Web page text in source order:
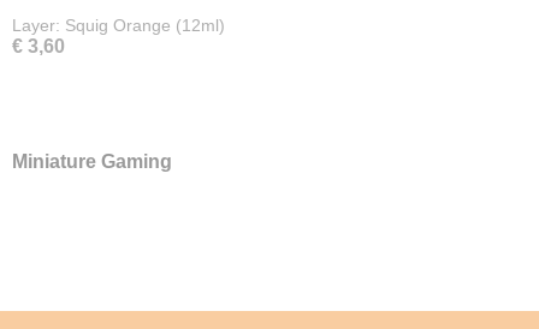
Layer: Squig Orange (12ml)
€ 3,60
Miniature Gaming